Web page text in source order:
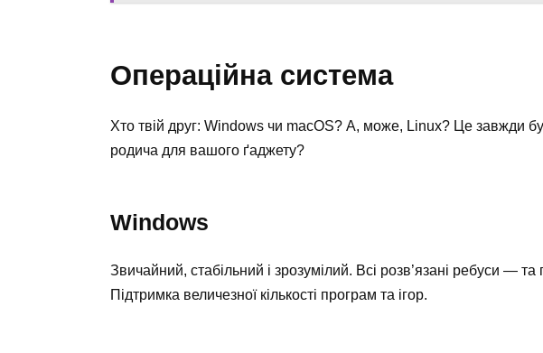
Операційна система
Хто твій друг: Windows чи macOS? А, може, Linux? Це завжди
родича для вашого ґаджету?
Windows
Звичайний, стабільний і зрозумілий. Всі розв’язані ребуси —
Підтримка величезної кількості програм та ігор.